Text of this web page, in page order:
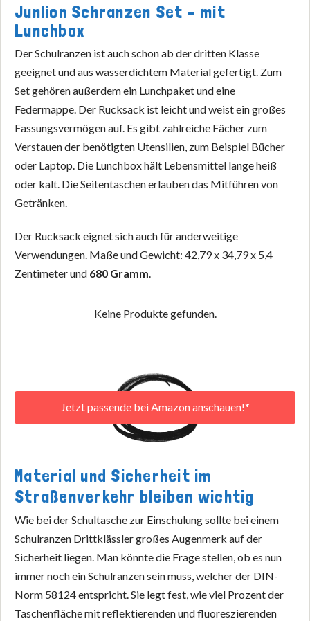
Junlion Schranzen Set – mit
Lunchbox
Der Schulranzen ist auch schon ab der dritten Klasse
geeignet und aus wasserdichtem Material gefertigt. Zum
Set gehören außerdem ein Lunchpaket und eine
Federmappe. Der Rucksack ist leicht und weist ein großes
Fassungsvermögen auf. Es gibt zahlreiche Fächer zum
Verstauen der benötigten Utensilien, zum Beispiel Bücher
oder Laptop. Die Lunchbox hält Lebensmittel lange heiß
oder kalt. Die Seitentaschen erlauben das Mitführen von
Getränken.
Der Rucksack eignet sich auch für anderweitige
Verwendungen. Maße und Gewicht: 42,79 x 34,79 x 5,4
Zentimeter und 680 Gramm
Keine Produkte gefunden.
Jetzt passende bei Amazon anschauen!*
Material und Sicherheit im
Straßenverkehr bleiben wichtig
Wie bei der Schultasche zur Einschulung sollte bei einem
Schulranzen Drittklässler großes Augenmerk auf der
Sicherheit liegen. Man könnte die Frage stellen, ob es nun
immer noch ein Schulranzen sein muss, welcher der DIN-
Norm 58124 entspricht. Sie legt fest, wie viel Prozent der
Taschenfläche mit reflektierenden und fluoreszierenden